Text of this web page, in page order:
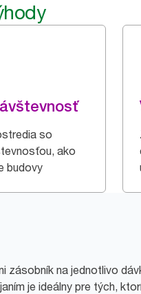
so
ako
budovy
zásobník na jednotlivo
je ideálny pre tých,